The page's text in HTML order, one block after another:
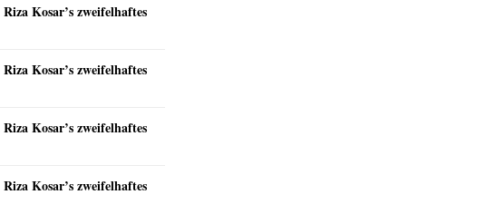
Riza Kosar’s zweifelhaftes
Riza Kosar’s zweifelhaftes
Riza Kosar’s zweifelhaftes
Riza Kosar’s zweifelhaftes